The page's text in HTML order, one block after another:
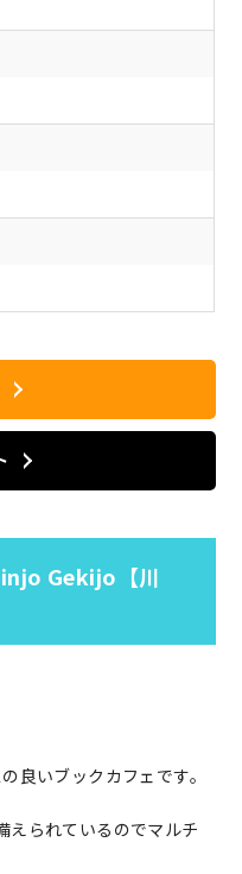
Gekijo【川
良いブックカフェです。
えられているのでマルチ